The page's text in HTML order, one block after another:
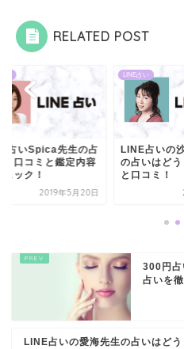
RELATED POST
占いSpica先生の占
？口コミと鑑定内容
ェック！
2019年5月20日
LINE占い
LINE占いの
の占いはど
と口コミ！
300円占
占いを
LINE占いの愛海先生の占いはどう